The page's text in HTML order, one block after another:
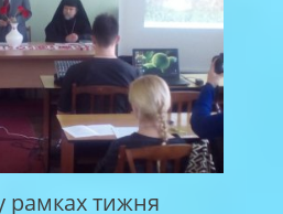
рамках тижня